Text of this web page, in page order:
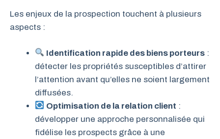
Les enjeux de la prospection touchent à plusieurs
aspects :
Identification rapide des biens porteurs :
détecter les propriétés susceptibles d’attirer
l’attention avant qu’elles ne soient largement
diffusées.
Optimisation de la relation client :
développer une approche personnalisée qui
fidélise les prospects grâce à une